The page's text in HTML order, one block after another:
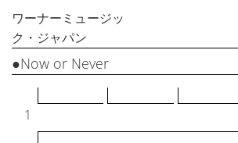
ワーナーミュージッ
ク・ジャパン
1
●Now or Never